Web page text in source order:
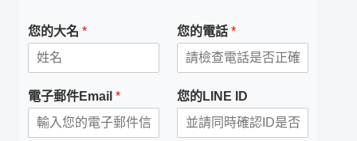
您的大名 * 您的電話 *
電子郵件Email * 您的LINE ID